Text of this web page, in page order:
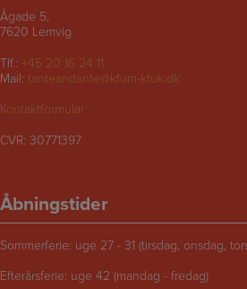
Ågade 5,
7620 Lemvig
Tlf.: +45 20 16 24 11
Mail: tanteandante@kfum-kfuk.dk
Kontaktformular
CVR: 30771397
Åbningstider
Sommerferie: uge 27 - 31 (tirsdag, onsdag,
Efterårsferie: uge 42 (mandag - fredag)